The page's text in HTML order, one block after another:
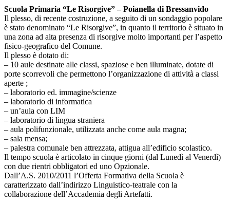
Scuola Primaria “Le Risorgive” – Poianella di Bressanvido
Il plesso, di recente costruzione, a seguito di un sondaggio popolare
è stato denominato “Le Risorgive”, in quanto il territorio è situato in
una zona ad alta presenza di risorgive molto importanti per l’aspetto
fisico-geografico del Comune.
Il plesso è dotato di:
– 10 aule destinate alle classi, spaziose e ben illuminate, dotate di
porte scorrevoli che permettono l’organizzazione di attività a classi
aperte ;
– laboratorio ed. immagine/scienze
– laboratorio di informatica
– un’aula con LIM
– laboratorio di lingua straniera
– aula polifunzionale, utilizzata anche come aula magna;
– sala mensa;
– palestra comunale ben attrezzata, attigua all’edificio scolastico.
Il tempo scuola è articolato in cinque giorni (dal Lunedì al Venerdì)
con due rientri obbligatori ed uno Opzionale.
Dall’A.S. 2010/2011 l’Offerta Formativa della Scuola è
caratterizzato dall’indirizzo Linguistico-teatrale con la
collaborazione dell’Accademia degli Artefatti.